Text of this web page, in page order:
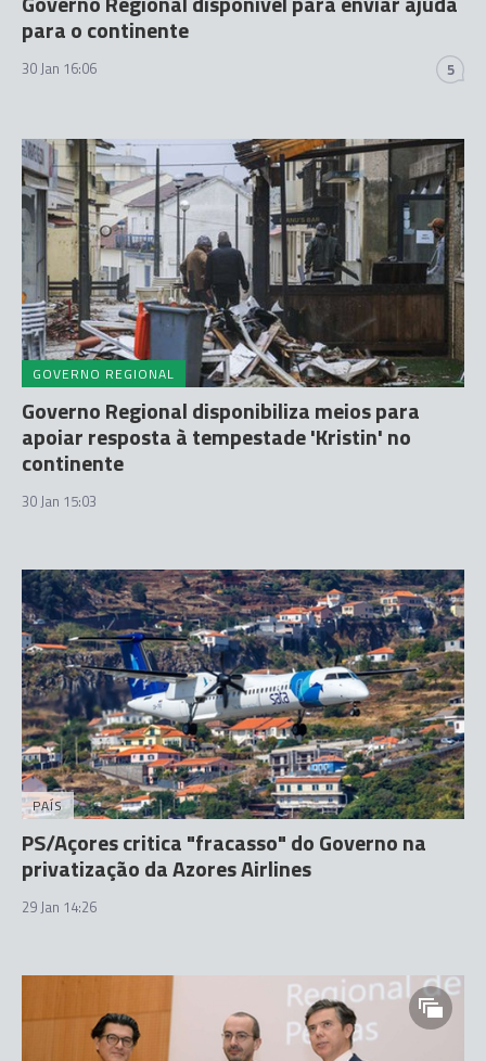
para o continente
30 Jan 16:06 5
GOVERNO REGIONAL
Governo Regional disponibiliza meios para
apoiar resposta à tempestade 'Kristin' no
continente
30 Jan 15:03
PAÍS
PS/Açores critica "fracasso" do Governo na
privatização da Azores Airlines
29 Jan 14:26